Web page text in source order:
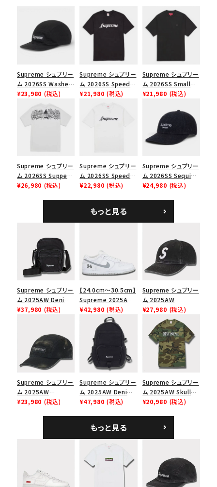
シーズンから探す
価格から探す
円 ～
円
在庫のない商品を表示する
絞り込んで検索する
Supreme シュプリー
ム 2026SS Washed
Chino Twill Camp
Cap ウォッシュド チ
ノツイル キャンプキャ
ップ ブラック
¥23,980 (税込)
Supreme シュプリー
ム 2026SS Speed
Tee スピードTシャツ
¥21,980 (税込)
Supreme シュプリー
ム 2026SS Small
Box Tee スモールボ
¥21,980 (税込)
Supreme シュプリー
ム 2026SS Supper
Tee サパーTシャツ
¥26,980 (税込)
Supreme シュプリー
ム 2026SS Speed
Tee スピードTシャツ
¥22,980 (税込)
Supreme シュプリー
ム 2026SS Sequin
Denim Classic
シックロゴ 6パネルキ
ャップ ブラック
¥24,980 (税込)
もっと見る
Supreme シュプリー
ム 2025AW Denim
Shoulder Bag デニ
¥37,980 (税込)
【24.0cm～30.5cm】
Supreme 2025AW
Nike SB Dunk Low
ナイキ SB ダンク ロ
ー スニーカー ホワイ
¥42,980 (税込)
Supreme シュプリー
ム 2025AW
Pigment Coated
2-Tone S Logo 6-
Panel Cap ピグメン
トコーテッド 2トーン
エスロゴ 6パネルキャ
ップ ブラック
¥27,980 (税込)
Supreme シュプリー
ム 2025AW
Overdyed Camp
¥23,980 (税込)
Supreme シュプリー
ム 2025AW Denim
Backpack デニム バ
¥47,980 (税込)
Supreme シュプリー
ム 2025AW Skull
Tee スカル Tシャ
¥20,980 (税込)
もっと見る